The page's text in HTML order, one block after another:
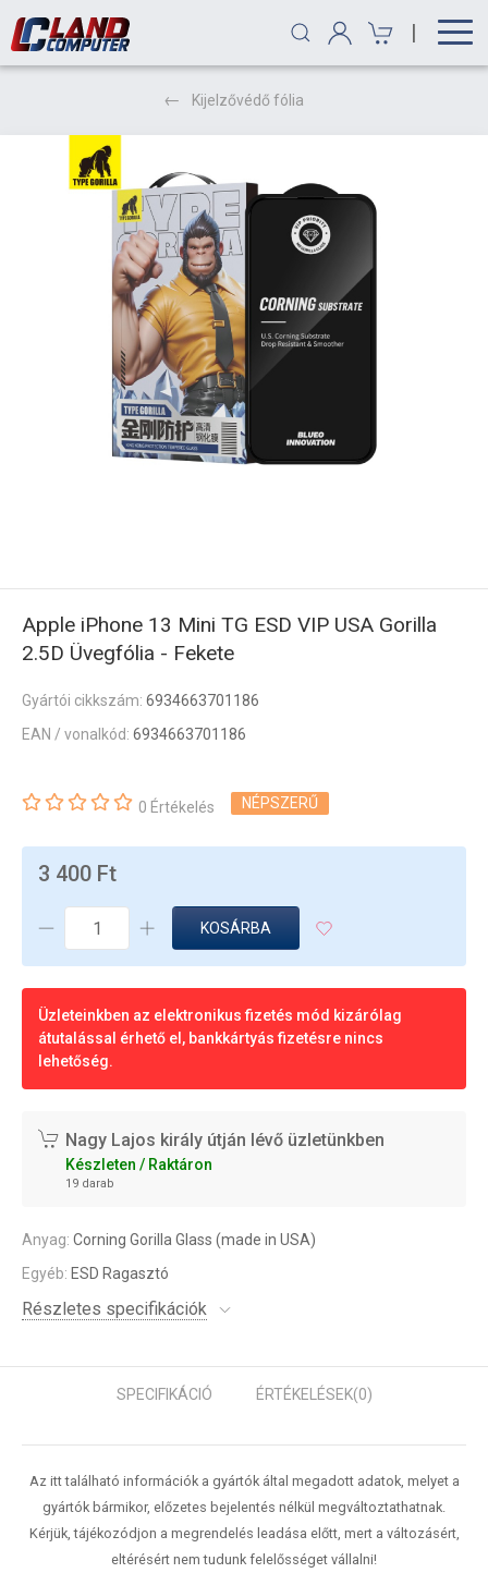
|
Kijelzővédő fólia
Apple iPhone 13 Mini TG ESD VIP USA Gorilla
2.5D Üvegfólia - Fekete
Gyártói cikkszám: 6934663701186
EAN / vonalkód: 6934663701186
0 Értékelés NÉPSZERŰ
3 400 Ft
KOSÁRBA
Üzleteinkben az elektronikus fizetés mód kizárólag
átutalással érhető el, bankkártyás fizetésre nincs
lehetőség.
Nagy Lajos király útján lévő üzletünkben
Készleten / Raktáron
19 darab
Anyag: Corning Gorilla Glass (made in USA)
Egyéb: ESD Ragasztó
Részletes specifikációk
SPECIFIKÁCIÓ ÉRTÉKELÉSEK(0)
Az itt található információk a gyártók által megadott adatok, melyet a
gyártók bármikor, előzetes bejelentés nélkül megváltoztathatnak.
Kérjük, tájékozódjon a megrendelés leadása előtt, mert a változásért,
eltérésért nem tudunk felelősséget vállalni!